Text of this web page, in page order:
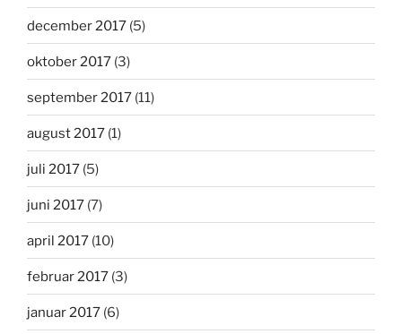
december 2017 (5)
oktober 2017 (3)
september 2017 (11)
august 2017 (1)
juli 2017 (5)
juni 2017 (7)
april 2017 (10)
februar 2017 (3)
januar 2017 (6)